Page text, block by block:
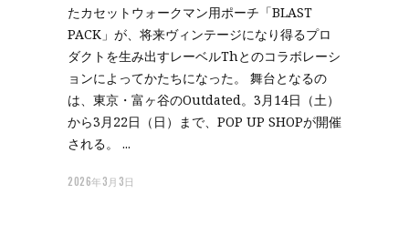
たカセットウォークマン用ポーチ「BLAST
PACK」が、将来ヴィンテージになり得るプロ
ダクトを生み出すレーベルThとのコラボレーシ
ョンによってかたちになった。 舞台となるの
は、東京・富ヶ谷のOutdated。3月14日（土）
から3月22日（日）まで、POP UP SHOPが開催
される。
2026年3月3日